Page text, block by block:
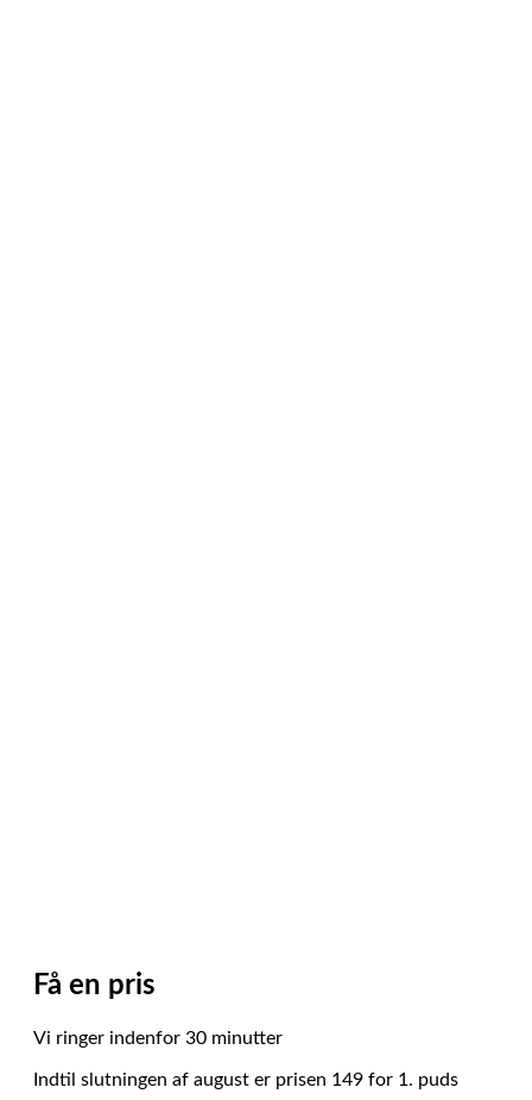
Få en pris
Vi ringer indenfor 30 minutter
Indtil slutningen af august er prisen 149 for 1. puds